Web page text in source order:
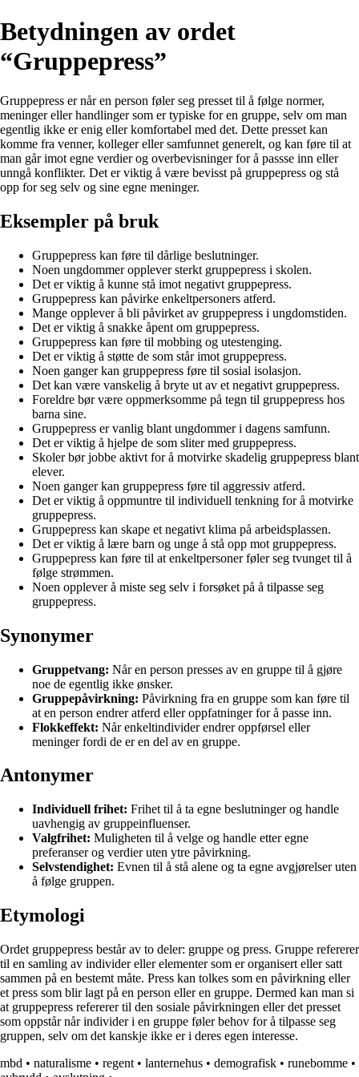
Betydningen av ordet
“Gruppepress”
Gruppepress er når en person føler seg presset til å følge normer,
meninger eller handlinger som er typiske for en gruppe, selv om man
egentlig ikke er enig eller komfortabel med det. Dette presset kan
komme fra venner, kolleger eller samfunnet generelt, og kan føre til at
man går imot egne verdier og overbevisninger for å passse inn eller
unngå konflikter. Det er viktig å være bevisst på gruppepress og stå
opp for seg selv og sine egne meninger.
Eksempler på bruk
Gruppepress kan føre til dårlige beslutninger.
Noen ungdommer opplever sterkt gruppepress i skolen.
Det er viktig å kunne stå imot negativt gruppepress.
Gruppepress kan påvirke enkeltpersoners atferd.
Mange opplever å bli påvirket av gruppepress i ungdomstiden.
Det er viktig å snakke åpent om gruppepress.
Gruppepress kan føre til mobbing og utestenging.
Det er viktig å støtte de som står imot gruppepress.
Noen ganger kan gruppepress føre til sosial isolasjon.
Det kan være vanskelig å bryte ut av et negativt gruppepress.
Foreldre bør være oppmerksomme på tegn til gruppepress hos
barna sine.
Gruppepress er vanlig blant ungdommer i dagens samfunn.
Det er viktig å hjelpe de som sliter med gruppepress.
Skoler bør jobbe aktivt for å motvirke skadelig gruppepress blant
elever.
Noen ganger kan gruppepress føre til aggressiv atferd.
Det er viktig å oppmuntre til individuell tenkning for å motvirke
gruppepress.
Gruppepress kan skape et negativt klima på arbeidsplassen.
Det er viktig å lære barn og unge å stå opp mot gruppepress.
Gruppepress kan føre til at enkeltpersoner føler seg tvunget til å
følge strømmen.
Noen opplever å miste seg selv i forsøket på å tilpasse seg
gruppepress.
Synonymer
Gruppetvang: Når en person presses av en gruppe til å gjøre
noe de egentlig ikke ønsker.
Gruppepåvirkning: Påvirkning fra en gruppe som kan føre til
at en person endrer atferd eller oppfatninger for å passe inn.
Flokkeffekt: Når enkeltindivider endrer oppførsel eller
meninger fordi de er en del av en gruppe.
Antonymer
Individuell frihet: Frihet til å ta egne beslutninger og handle
uavhengig av gruppeinfluenser.
Valgfrihet: Muligheten til å velge og handle etter egne
preferanser og verdier uten ytre påvirkning.
Selvstendighet: Evnen til å stå alene og ta egne avgjørelser uten
å følge gruppen.
Etymologi
Ordet gruppepress består av to deler: gruppe og press. Gruppe refererer
til en samling av individer eller elementer som er organisert eller satt
sammen på en bestemt måte. Press kan tolkes som en påvirkning eller
et press som blir lagt på en person eller en gruppe. Dermed kan man si
at gruppepress refererer til den sosiale påvirkningen eller det presset
som oppstår når individer i en gruppe føler behov for å tilpasse seg
gruppen, selv om det kanskje ikke er i deres egen interesse.
mbd • naturalisme • regent • lanternehus • demografisk • runebomme •